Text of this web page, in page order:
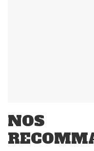
NOS